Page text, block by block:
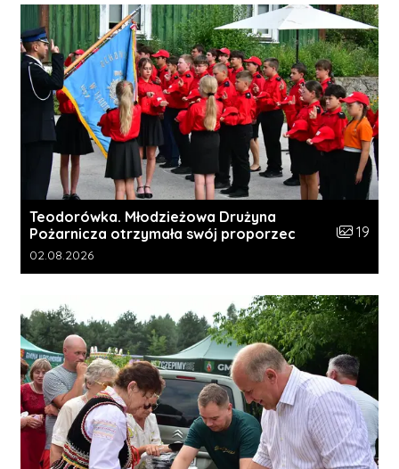
Teodorówka. Młodzieżowa Drużyna
Pożarnicza otrzymała swój proporzec
Liczba
19
Data dodania galerii:
02.08.2026